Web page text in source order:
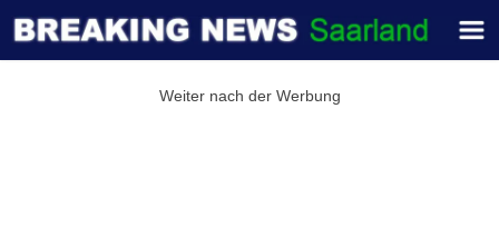
Weiter nach der Werbung